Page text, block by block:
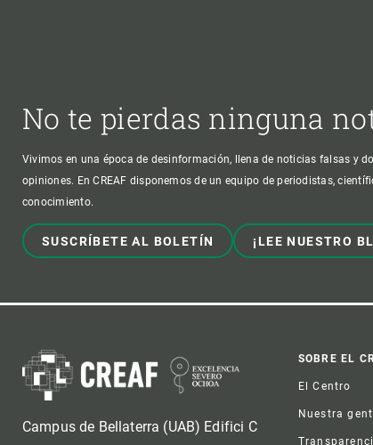
No te pierdas ninguna
Vivimos en una época de desinformación, llena de noticias falsas y
opiniones. En CREAF disponemos de un equipo de periodistas,
conocimiento.
SUSCRÍBETE AL BOLETÍN ¡LEE NUESTRO
Campus de Bellaterra (UAB) Edifici C
SOBRE EL
El Centro
Nuestra